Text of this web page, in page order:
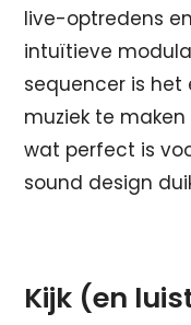
live-optredens
intuïtieve
sequencer is
muziek te
wat perfect is
sound design
Kijk (en